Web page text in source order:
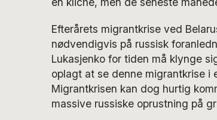
Efterårets migrantkrise ved
nødvendigvis på russisk
Lukasjenko for tiden må klynge
oplagt at se denne migrantkrise i
Migrantkrisen kan dog hurtig
massive russiske oprustning på